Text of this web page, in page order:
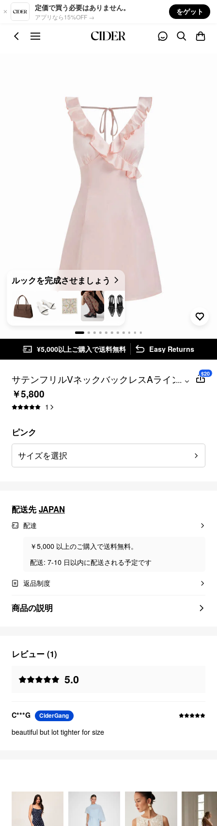
Skip to main content
定価で買う必要はありません。
アプリなら15%OFF →
をゲット
ルックを完成させましょう
¥5,000以上ご購入で送料無料 Easy Returns
サテンフリルVネックバックレスAライン
ミニドレス
...
￥5,800
1
$20
ピンク
サイズを選択
配送先 JAPAN
配達
￥5,000 以上のご購入で送料無料。
配送: 7-10 日以内に配送される予定です
返品制度
商品の説明
レビュー (1)
5.0
C***G CiderGang
beautiful but lot tighter for size